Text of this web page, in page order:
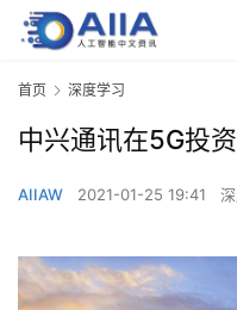
首页 深度学习
中兴通讯在5G投
AIIAW 2021-01-25 19:41